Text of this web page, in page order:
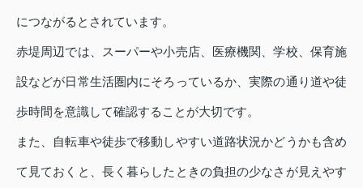
につながるとされています。
赤堤周辺では、スーパーや小売店、医療機関、学校、保育施
設などが日常生活圏内にそろっているか、実際の通り道や徒
歩時間を意識して確認することが大切です。
また、自転車や徒歩で移動しやすい道路状況かどうかも含め
て見ておくと、長く暮らしたときの負担の少なさが見えやす